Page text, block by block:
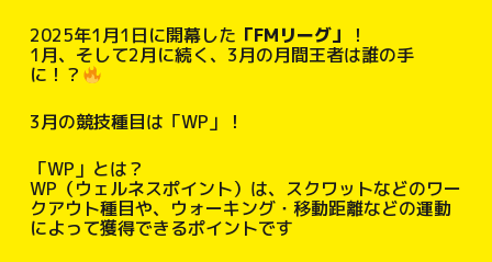
2025年1月1日に開幕した 「FMリーグ」
！
1月、そして2月に続く、3月の月間王者は誰の手
に！？
3月の競技種目は「WP」！
「WP」とは？
WP（ウェルネスポイント）は、スクワットなどのワー
クアウト種目や、ウォーキング・移動距離などの運動
によって獲得できるポイントです